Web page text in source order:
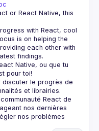
or React Native, this
with React, cool
is on helping the
each other with
Native, ou que tu
discuter le progrès de
et librairies.
React de
nos dernières
nos problèmes